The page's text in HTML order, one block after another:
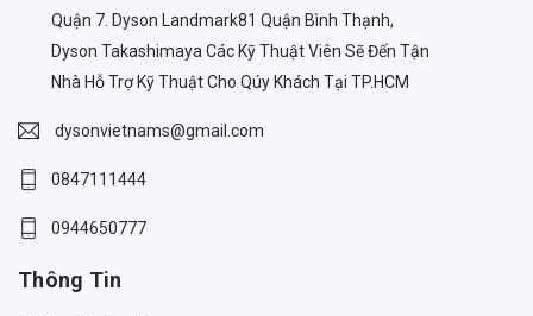
Quận 7. Dyson Landmark81 Quận Bình Thạnh,
Dyson Takashimaya Các Kỹ Thuật Viên Sẽ Đến Tận
Nhà Hỗ Trợ Kỹ Thuật Cho Qúy Khách Tại TP.HCM
dysonvietnams@gmail.com
0847111444
0944650777
Thông Tin